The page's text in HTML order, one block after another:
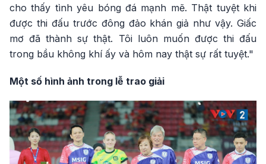
cho thấy tình yêu bóng đá mạnh mẽ. Thật tuyệt khi
được thi đấu trước đông đảo khán giả như vậy. Giấc
mơ đã thành sự thật. Tôi luôn muốn được thi đấu
trong bầu không khí ấy và hôm nay thật sự rất tuyệt."
Một số hình ảnh trong lễ trao giải